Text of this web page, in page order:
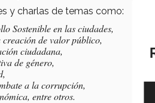
y charlas de temas como:
Sostenible en las ciudades,
de valor público,
ciudadana,
de género,
a la corrupción,
entre otros.